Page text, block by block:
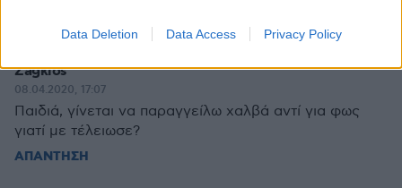
Data Deletion Data Access Privacy Policy
Zagklos
08.04.2020, 17:07
Παιδιά, γίνεται να παραγγείλω χαλβά αντί για φως
γιατί με τέλειωσε?
ΑΠΑΝΤΗΣΗ